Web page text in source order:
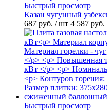
Быстрый просмотр
Казан чугунный
687 руб. / шт 4 587 руб.
Быстрый просмотр